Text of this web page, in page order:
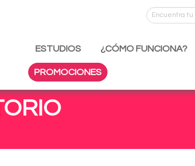
ESTUDIOS ¿CÓMO FUNCIONA?
PROMOCIONES